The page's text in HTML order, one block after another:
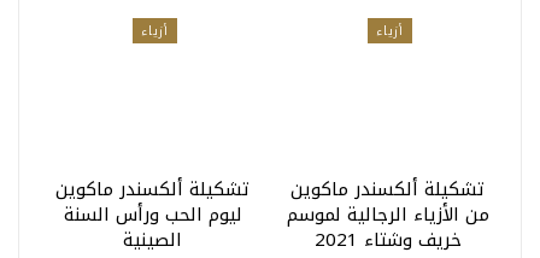
أزياء
تشكيلة ألكسندر ماكوين
من الأزياء الرجالية لموسم
خريف وشتاء 2021
أزياء
تشكيلة ألكسندر ماكوين
ليوم الحب ورأس السنة
الصينية